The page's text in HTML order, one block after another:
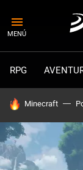
MENÚ
RPG
HOY SE HABLA
Minecraft